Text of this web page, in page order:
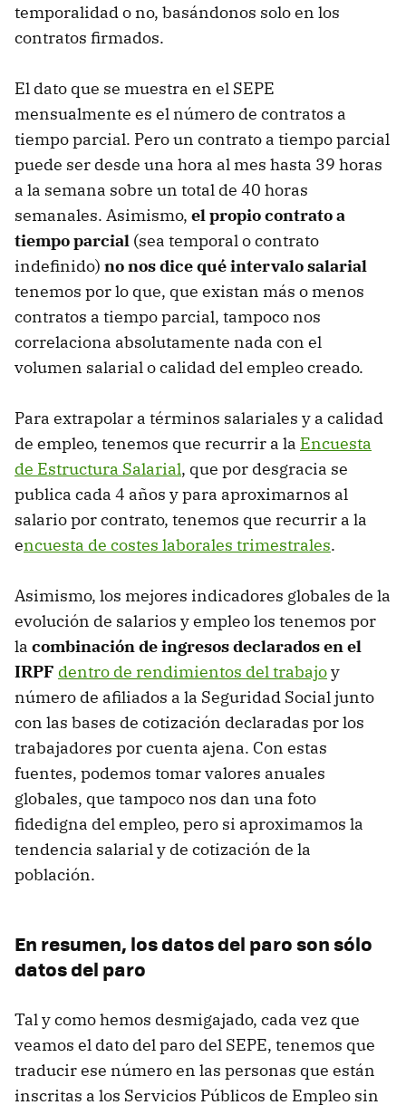
temporalidad o no, basándonos solo en los
contratos firmados.
El dato que se muestra en el SEPE
mensualmente es el número de contratos a
tiempo parcial. Pero un contrato a tiempo parcial
puede ser desde una hora al mes hasta 39 horas
a la semana sobre un total de 40 horas
semanales. Asimismo, el propio contrato a
tiempo parcial (sea temporal o contrato
indefinido) no nos dice qué intervalo salarial
tenemos por lo que, que existan más o menos
contratos a tiempo parcial, tampoco nos
correlaciona absolutamente nada con el
volumen salarial o calidad del empleo creado.
Para extrapolar a términos salariales y a calidad
de empleo, tenemos que recurrir a la Encuesta
de Estructura Salarial, que por desgracia se
publica cada 4 años y para aproximarnos al
salario por contrato, tenemos que recurrir a la
encuesta de costes laborales trimestrales.
Asimismo, los mejores indicadores globales de la
evolución de salarios y empleo los tenemos por
la combinación de ingresos declarados en el
IRPF dentro de rendimientos del trabajoy
número de afiliados a la Seguridad Social junto
con las bases de cotización declaradas por los
trabajadores por cuenta ajena. Con estas
fuentes, podemos tomar valores anuales
globales, que tampoco nos dan una foto
fidedigna del empleo, pero si aproximamos la
tendencia salarial y de cotización de la
población.
En resumen, los datos del paro son sólo
datos del paro
Tal y como hemos desmigajado, cada vez que
veamos el dato del paro del SEPE, tenemos que
traducir ese número en las personas que están
inscritas a los Servicios Públicos de Empleo sin